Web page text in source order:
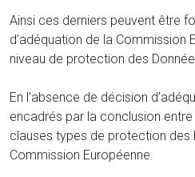
Ainsi ces derniers peuvent être
d’adéquation de la Commission
niveau de protection des
En l’absence de décision
encadrés par la conclusion
clauses types de protection des
Commission Européenne.